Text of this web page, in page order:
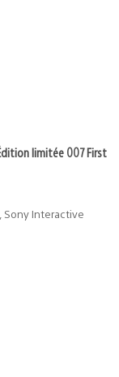
limitée 007 First
Interactive